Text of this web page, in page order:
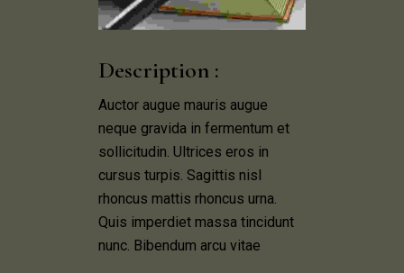
Description :
Auctor augue mauris augue
neque gravida in fermentum et
sollicitudin. Ultrices eros in
cursus turpis. Sagittis nisl
rhoncus mattis rhoncus urna.
Quis imperdiet massa tincidunt
nunc. Bibendum arcu vitae